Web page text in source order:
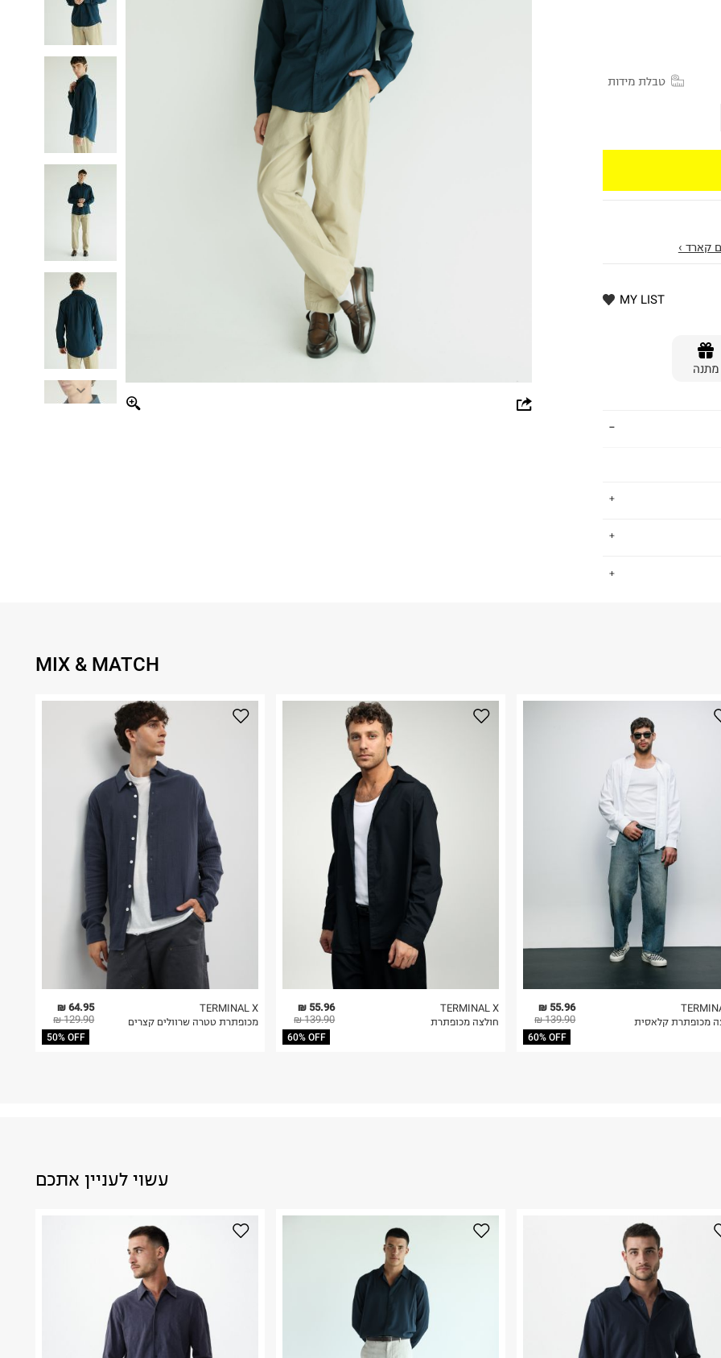
טבלת מידות
קארד ›
MY LIST
מתנה
על גבי החבילה
באתר בלבד
בלבד. לא ניתן
MIX & MATCH
64.95 ₪
129.90 ₪
50% OFF
TERMINAL X
מכופתרת טטרה שרוולים קצרים
55.96 ₪
139.90 ₪
60% OFF
TERMINAL X
חולצה מכופתרת
55.96 ₪
139.90 ₪
60% OFF
מכופתרת קלאסית
עשוי לעניין אתכם